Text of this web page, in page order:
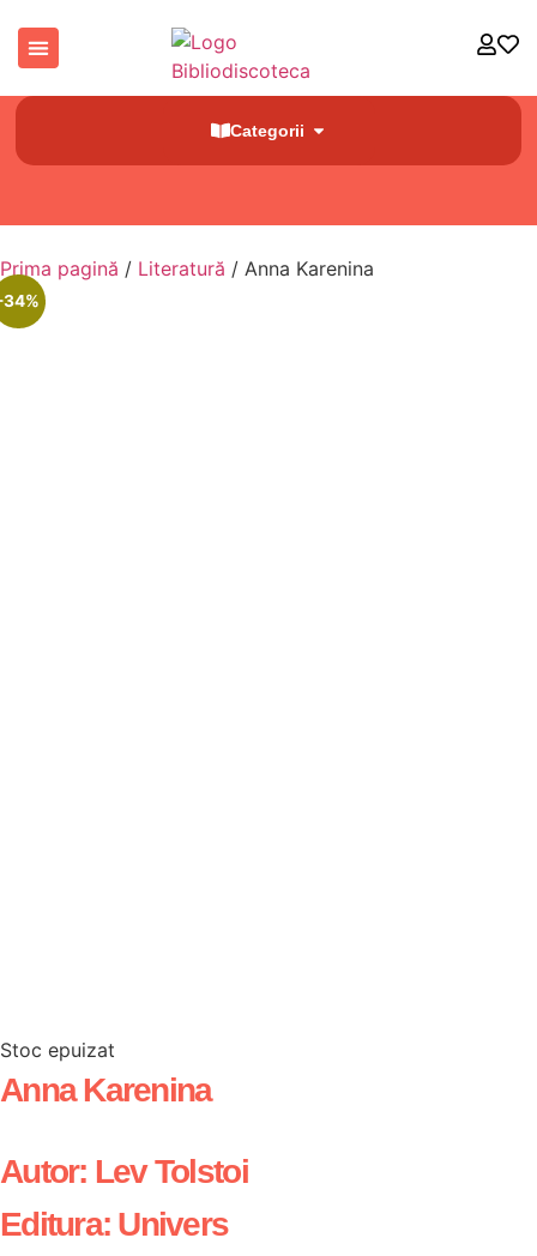
Categorii
Prima pagină / Literatură / Anna Karenina
Stoc epuizat
Anna Karenina
Autor: Lev Tolstoi
Editura: Univers